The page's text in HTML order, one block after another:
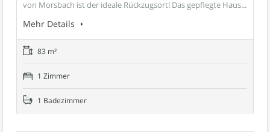
von Morsbach ist der ideale Rückzugsort! Das gepflegte Haus...
Mehr Details
83 m²
1 Zimmer
1 Badezimmer